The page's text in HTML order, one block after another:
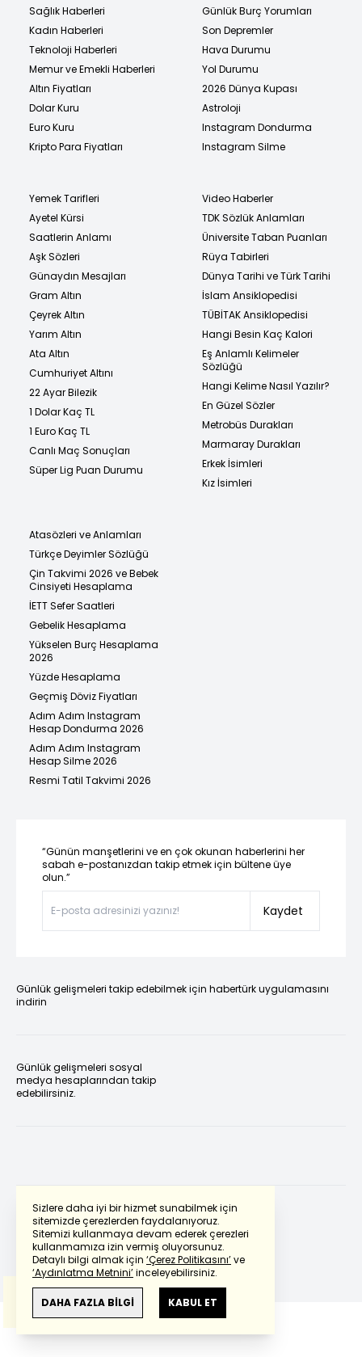
Sizlere daha iyi bir hizmet sunabilmek için
sitemizde çerezlerden faydalanıyoruz.
Sitemizi kullanmaya devam ederek çerezleri
kullanmamıza izin vermiş oluyorsunuz.
Detaylı bilgi almak için ‘Çerez Politikasını’ve
‘Aydınlatma Metnini’inceleyebilirsiniz.
DAHA FAZLA BİLGİ KABUL ET
Sağlık Haberleri
Kadın Haberleri
Teknoloji Haberleri
Memur ve Emekli Haberleri
Altın Fiyatları
Dolar Kuru
Euro Kuru
Kripto Para Fiyatları
Günlük Burç Yorumları
Son Depremler
Hava Durumu
Yol Durumu
2026 Dünya Kupası
Astroloji
Instagram Dondurma
Instagram Silme
Yemek Tarifleri
Ayetel Kürsi
Saatlerin Anlamı
Aşk Sözleri
Günaydın Mesajları
Gram Altın
Çeyrek Altın
Yarım Altın
Ata Altın
Cumhuriyet Altını
22 Ayar Bilezik
1 Dolar Kaç TL
1 Euro Kaç TL
Canlı Maç Sonuçları
Süper Lig Puan Durumu
Video Haberler
TDK Sözlük Anlamları
Üniversite Taban Puanları
Rüya Tabirleri
Dünya Tarihi ve Türk Tarihi
İslam Ansiklopedisi
TÜBİTAK Ansiklopedisi
Hangi Besin Kaç Kalori
Eş Anlamlı Kelimeler
Sözlüğü
Hangi Kelime Nasıl Yazılır?
En Güzel Sözler
Metrobüs Durakları
Marmaray Durakları
Erkek İsimleri
Kız İsimleri
Atasözleri ve Anlamları
Türkçe Deyimler Sözlüğü
Çin Takvimi 2026 ve Bebek
Cinsiyeti Hesaplama
İETT Sefer Saatleri
Gebelik Hesaplama
Yükselen Burç Hesaplama
2026
Yüzde Hesaplama
Geçmiş Döviz Fiyatları
Adım Adım Instagram
Hesap Dondurma 2026
Adım Adım Instagram
Hesap Silme 2026
Resmi Tatil Takvimi 2026
“Günün manşetlerini ve en çok okunan haberlerini her
sabah e-postanızdan takip etmek için bültene üye
olun.”
Kaydet
Günlük gelişmeleri takip edebilmek için habertürk uygulamasını
indirin
Günlük gelişmeleri sosyal
medya hesaplarından takip
edebilirsiniz.
Powered by Translate
Bu çevirideGoogle Transletekullanılmıştır.
Anlam ve çeviri hatalarından
haberturk.com
sorumlu değildir.